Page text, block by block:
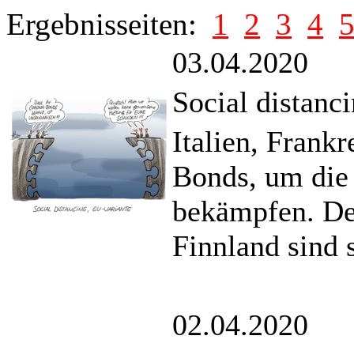
Ergebnisseiten: 1 2 3 4 5
03.04.2020
Social
Italien,
Bonds, um
bekämpfen.
Finnland sind
02.04.2020